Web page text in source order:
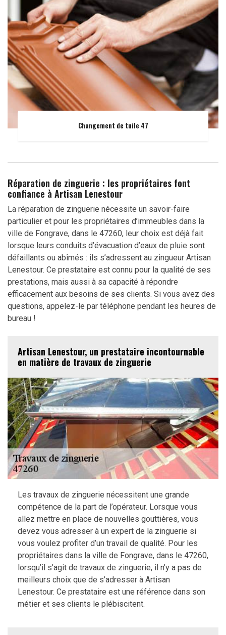
Changement de tuile 47
Réparation de zinguerie : les propriétaires font
confiance à Artisan Lenestour
La réparation de zinguerie nécessite un savoir-faire
particulier et pour les propriétaires d’immeubles dans la
ville de Fongrave, dans le 47260, leur choix est déjà fait
lorsque leurs conduits d’évacuation d’eaux de pluie sont
défaillants ou abîmés : ils s’adressent au zingueur Artisan
Lenestour. Ce prestataire est connu pour la qualité de ses
prestations, mais aussi à sa capacité à répondre
efficacement aux besoins de ses clients. Si vous avez des
questions, appelez-le par téléphone pendant les heures de
bureau !
Artisan Lenestour, un prestataire incontournable
en matière de travaux de zinguerie
Les travaux de zinguerie nécessitent une grande
compétence de la part de l’opérateur. Lorsque vous
allez mettre en place de nouvelles gouttières, vous
devez vous adresser à un expert de la zinguerie si
vous voulez profiter d’un travail de qualité. Pour les
propriétaires dans la ville de Fongrave, dans le 47260,
lorsqu’il s’agit de travaux de zinguerie, il n’y a pas de
meilleurs choix que de s’adresser à Artisan
Lenestour. Ce prestataire est une référence dans son
métier et ses clients le plébiscitent.